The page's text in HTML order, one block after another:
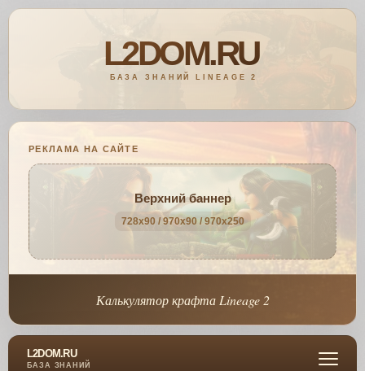
РЕКЛАМА НА САЙТЕ
Верхний баннер
728x90 / 970x90 / 970x250
Калькулятор крафта Lineage 2
L2DOM.RU
БАЗА ЗНАНИЙ